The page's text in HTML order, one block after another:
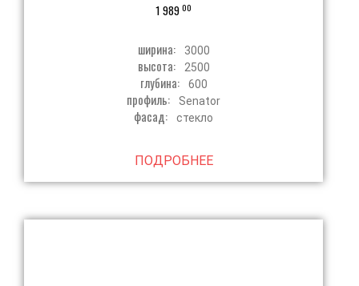
1 98900
ширина: 3000
высота: 2500
глубина: 600
профиль: Senator
фасад: стекло
ПОДРОБНЕЕ